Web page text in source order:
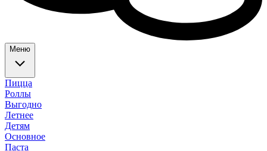
Меню
Пицца
Роллы
Выгодно
Летнее
Детям
Основное
Паста